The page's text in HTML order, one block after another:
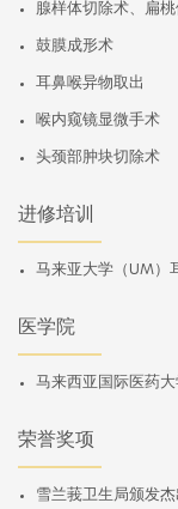
腺样体切除术、扁
鼓膜成形术
耳鼻喉异物取出
喉内窥镜显微手术
头颈部肿块切除术
进修培训
马来亚大学（UM）
医学院
马来西亚国际医药
荣誉奖项
雪兰莪卫生局颁发杰